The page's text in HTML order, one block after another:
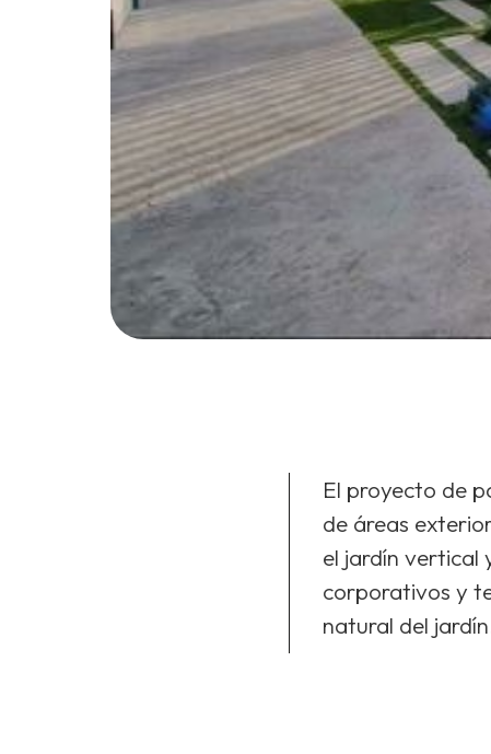
El proyecto de
de áreas
el jardín vertical
corporativos y
natural del